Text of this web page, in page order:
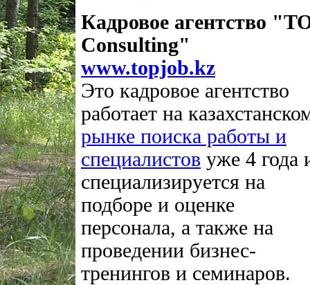
Кадровое агентство
Consulting"
www.topjob.kz
Это кадровое агентство
работает на
рынке поиска работы и
специалистов уже 4 года
специализируется на
подборе и оценке
персонала, а также на
проведении бизнес-
тренингов и семинаров.